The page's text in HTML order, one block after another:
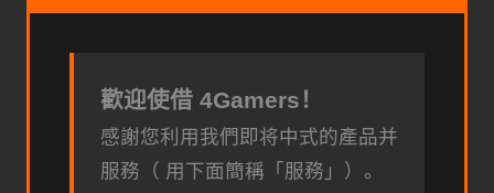
歡迎使借 4Gamers！
感謝您利用我們即将中式的產品并
服務（ 用下面簡稱「服務」）。